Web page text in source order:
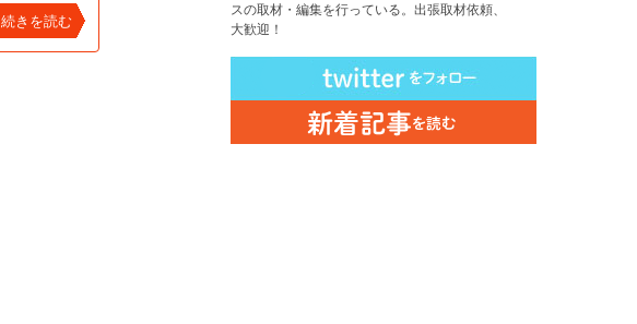
続きを読む
スの取材・編集を行っている。出張取材依頼、
大歓迎！